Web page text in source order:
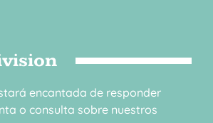
encantada de responder
o consulta sobre nuestros